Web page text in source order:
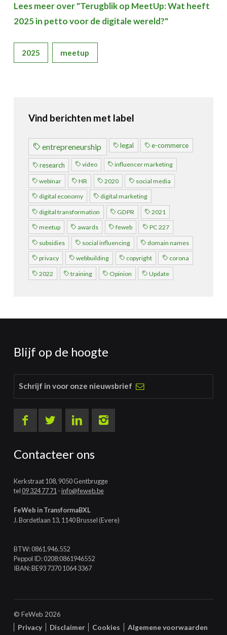
Lees meer over "Terugblik op MeetUp: Wat heeft
2025 in petto voor de digitale wereld?"
2025 meetup
Vind berichten met label
entrepreneurship legal e-commerce
research video influencer marketing
webinar HR 2020 social media
digital economy digital marketing
digital transformation GDPR 2021
meetup awards feweb PC 227
subsidies social influencing domain names
privacy webbuilding copyright corona
2022 training Opinion Update
Blijf op de hoogte
Schrijf in voor onze nieuwsbrief
Contacteer ons
Kerkstraat 108, 9050 Gentbrugge
tel09 324 77 71 -info@feweb.be
FeWeb in TransformaBXL
J. Bordetlaan 13, 1140 Brussel (Evere)
BTW: 0861.946.552
Peppol ID: 0208:0861946552
IBAN: BE93 7370 1064 3367
© FeWeb 2026
Privacy
Disclaimer Cookies Algemene voorwaarden